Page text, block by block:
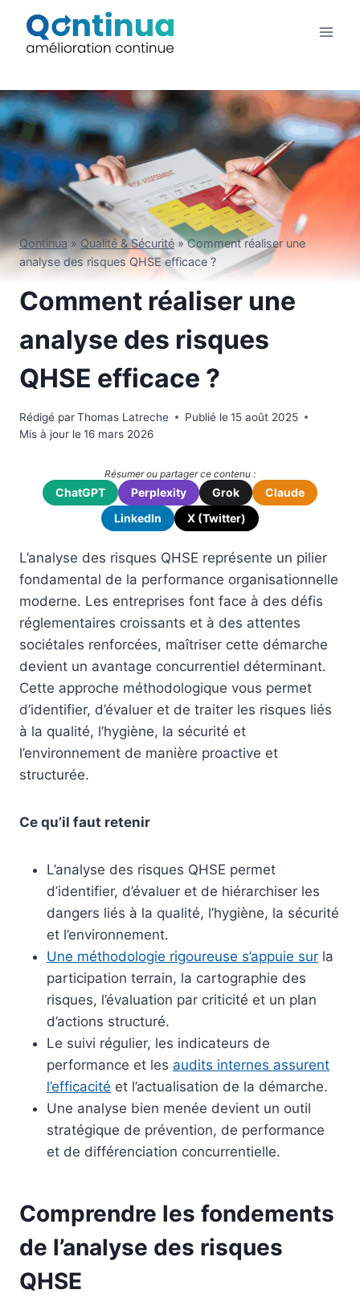
contenu
Qontinua » Qualité & Sécurité »Comment réaliser une
analyse des risques QHSE efficace ?
Comment réaliser une
analyse des risques
QHSE efficace ?
Rédigé parThomas Latreche Publié le 15 août 2025
Mis à jour le16 mars 2026
Résumer ou partager ce contenu :
ChatGPT Perplexity Grok
Claude
LinkedIn
X (Twitter)
L’analyse des risques QHSE représente un pilier
fondamental de la performance organisationnelle
moderne. Les entreprises font face à des défis
réglementaires croissants et à des attentes
sociétales renforcées, maîtriser cette démarche
devient un avantage concurrentiel déterminant.
Cette approche méthodologique vous permet
d’identifier, d’évaluer et de traiter les risques liés
à la qualité, l’hygiène, la sécurité et
l’environnement de manière proactive et
structurée.
Ce qu’il faut retenir
L’analyse des risques QHSE permet
d’identifier, d’évaluer et de hiérarchiser les
dangers liés à la qualité, l’hygiène, la sécurité
et l’environnement.
Une méthodologie rigoureuse s’appuie sur la
participation terrain, la cartographie des
risques, l’évaluation par criticité et un plan
d’actions structuré.
Le suivi régulier, les indicateurs de
performance et les audits internes assurent
l’efficacité et l’actualisation de la démarche.
Une analyse bien menée devient un outil
stratégique de prévention, de performance
et de différenciation concurrentielle.
Comprendre les fondements
de l’analyse des risques
QHSE